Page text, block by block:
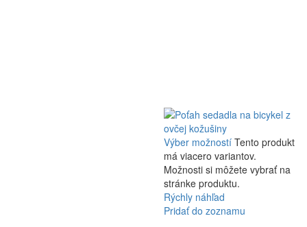
Výber možností Tento produkt
má viacero variantov.
Možnosti si môžete vybrať na
stránke produktu.
Rýchly náhľad
Pridať do zoznamu